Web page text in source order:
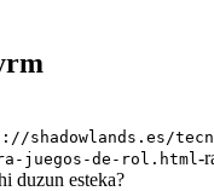
shadowlands.es/
juegos-de-rol.html-
duzun esteka?